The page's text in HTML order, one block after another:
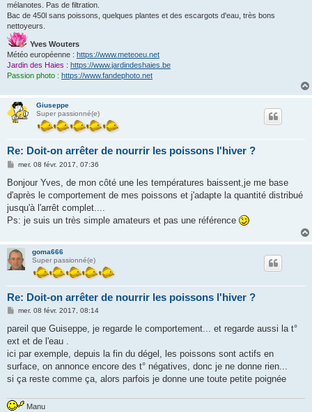
mélanotes. Pas de filtration.
Bac de 450l sans poissons, quelques plantes et des escargots d'eau, très bons
nettoyeurs.
Yves Wouters
Météo européenne : https://www.meteoeu.net
Jardin des Haies : https://www.jardindeshaies.be
Passion photo : https://www.fandephoto.net
Giuseppe
Super passionné(e)
Re: Doit-on arrêter de nourrir les poissons l'hiver ?
M
s
a
g
mer. 08 févr. 2017, 07:36
Bonjour Yves, de mon côté une les températures baissent,je me base
d'après le comportement de mes poissons et j'adapte la quantité distribué
jusqu'à l'arrêt complet....
Ps: je suis un très simple amateurs et pas une référence
goma666
Super passionné(e)
Re: Doit-on arrêter de nourrir les poissons l'hiver ?
M
s
a
g
e
mer. 08 févr. 2017, 08:14
pareil que Guiseppe, je regarde le comportement... et regarde aussi la t°
ext et de l'eau .
ici par exemple, depuis la fin du dégel, les poissons sont actifs en
surface, on annonce encore des t° négatives, donc je ne donne rien...
si ça reste comme ça, alors parfois je donne une toute petite poignée
Manu